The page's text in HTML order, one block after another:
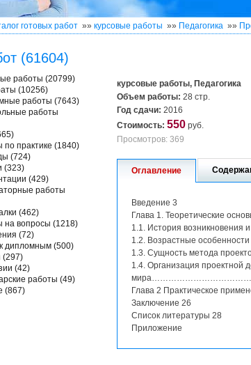
готовых работ »» курсовые работы »» Педагогика »»
курсовые работы, Педагогика
Объем работы: 28 стр.
Год сдачи: 2016
Стоимость: 550 руб.
Просмотров: 369
Оглавление
Введение 3
Глава 1. Теоретические
1.1. История возникновения
1.2. Возрастные
1.3. Сущность метода
1.4. Организация проектной
Глава 2 Практическое
Заключение 26
Список литературы 28
Приложение
(61604)
работы (20799)
(10256)
работы (7643)
работы
по практике (1840)
(724)
(323)
(429)
работы
(462)
на вопросы (1218)
(72)
дипломным (500)
(297)
(42)
работы (49)
(867)